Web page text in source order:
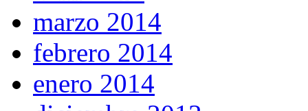
marzo 2014
febrero 2014
enero 2014